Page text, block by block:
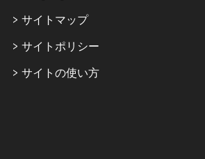
サイトマップ
サイトポリシー
サイトの使い方